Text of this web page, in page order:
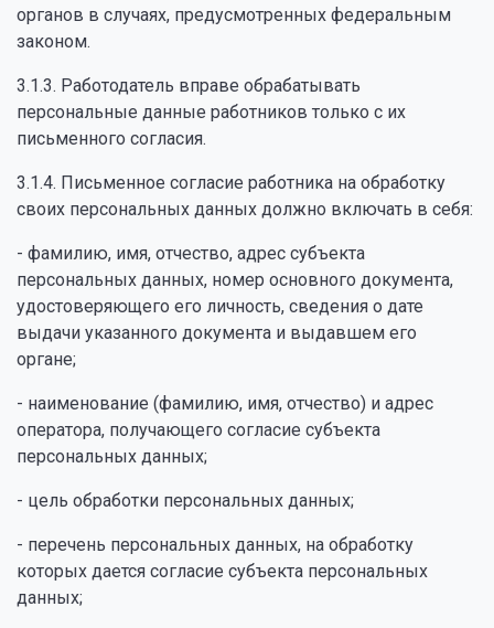
органов в случаях, предусмотренных федеральным
законом.
3.1.3. Работодатель вправе обрабатывать
персональные данные работников только с их
письменного согласия.
3.1.4. Письменное согласие работника на обработку
своих персональных данных должно включать в себя:
- фамилию, имя, отчество, адрес субъекта
персональных данных, номер основного документа,
удостоверяющего его личность, сведения о дате
выдачи указанного документа и выдавшем его
органе;
- наименование (фамилию, имя, отчество) и адрес
оператора, получающего согласие субъекта
персональных данных;
- цель обработки персональных данных;
- перечень персональных данных, на обработку
которых дается согласие субъекта персональных
данных;